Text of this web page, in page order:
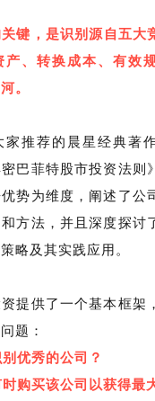
关键，是识别源自五
产、转换成本、有效
。
家推荐的晨星经典著
巴菲特股市投资法则
势为维度，阐述了公
方法，并且深度探讨
略及其实践应用。
提供了一个基本框架
题：
优秀的公司？
购买该公司以获得最